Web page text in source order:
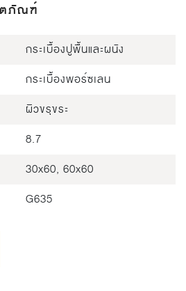
ตภัณฑ์
กระเบื้องปูพื้นและผนัง
กระเบื้องพอร์ซเลน
ผิวขรุขระ
8.7
30x60, 60x60
G635